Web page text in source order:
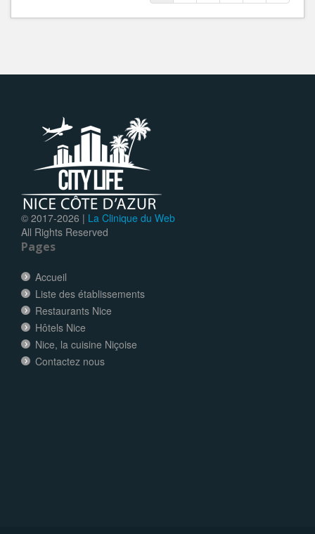
© 2017-2026 | La Clinique du Web
All Rights Reserved
Pages
Accueil
Liste des établissements
Restaurants Nice
Hôtels Nice
Nice, la cuisine Niçoise
Contactez nous